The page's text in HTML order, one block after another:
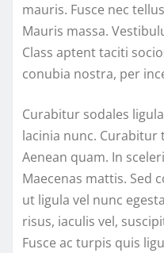
mauris. Fusce nec
Mauris massa.
Class aptent taciti
conubia nostra, per
Curabitur sodales
lacinia nunc.
Aenean quam. In
Maecenas mattis. Sed
ut ligula vel nunc
risus, iaculis vel,
Fusce ac turpis quis